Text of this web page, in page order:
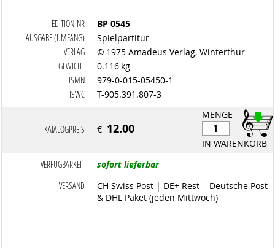
EDITION-NR
BP 0545
AUSGABE (UMFANG)
Spielpartitur
VERLAG
© 1975 Amadeus Verlag, Winterthur
GEWICHT
0.116 kg
ISMN
979-0-015-05450-1
ISWC
T-905.391.807-3
MENGE
IN WARENKORB
KATALOGPREIS € 12.00
VERFÜGBARKEIT
sofort lieferbar
VERSAND
CH Swiss Post | DE+ Rest = Deutsche Post
& DHL Paket (jeden Mittwoch)